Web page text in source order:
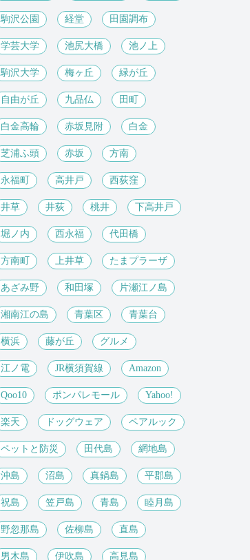
駒沢公園 経堂 田園調布
学芸大学 池尻大橋 池ノ上
駒沢大学 梅ヶ丘 緑が丘
自由が丘 九品仏 田町
白金高輪 赤坂見附 白金
芝浦ふ頭 赤坂 方南
永福町 高井戸 西荻窪
井草 井荻 桃井 下高井戸
堀ノ内 西永福 代田橋
方南町 上井草 たまプラーザ
あざみ野 和田塚 片瀬江ノ島
湘南江の島 青葉区 青葉台
横浜 藤が丘 グルメ
江ノ電 JR横須賀線 Amazon
Qoo10 ポンパレモール Yahoo!
楽天 ドッグウェア ペアルック
ペットと防災 田代島 網地島
沖島 沼島 真鍋島 平郡島
祝島 笠戸島 青島 睦月島
野忽那島 佐柳島 直島
男木島 伊吹島 高見島